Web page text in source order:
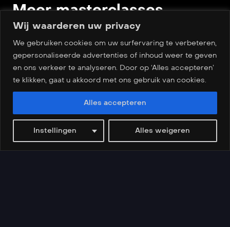
Wij waarderen uw privacy
We gebruiken cookies om uw surfervaring te verbeteren,
gepersonaliseerde advertenties of inhoud weer te geven
en ons verkeer te analyseren. Door op ‘Alles accepteren’
te klikken, gaat u akkoord met ons gebruik van cookies.
Instellingen Alles weigeren
Alles accepteren
Introductie & achtergrond
geschiedenis van BlockchainTraders – een van
de langstlopende cryptofondsen van Nederland.
Inhoudelijke verdieping
Leer de basisprincipes van cryptocurrency,
zoals wallets, veiligheid, de werking van aan- en
verkoopprocessen, fundamentele analyse, DeFi
en opkomende trends.
Praktische inzichten
Ontvang direct toepasbare tips om verstandig
te navigeren binnen de cryptomarkt.
Meer masterclasses